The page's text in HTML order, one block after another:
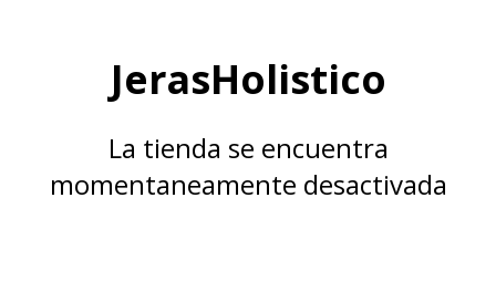
JerasHolistico
La tienda se encuentra
momentaneamente desactivada